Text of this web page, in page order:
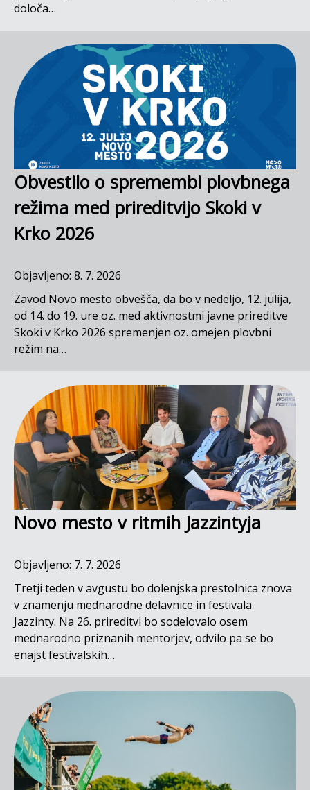
določa…
Obvestilo o spremembi plovbnega
režima med prireditvijo Skoki v
Krko 2026
Objavljeno: 8. 7. 2026
Zavod Novo mesto obvešča, da bo v nedeljo, 12. julija,
od 14. do 19. ure oz. med aktivnostmi javne prireditve
Skoki v Krko 2026 spremenjen oz. omejen plovbni
režim na…
Novo mesto v ritmih Jazzintyja
Objavljeno: 7. 7. 2026
Tretji teden v avgustu bo dolenjska prestolnica znova
v znamenju mednarodne delavnice in festivala
Jazzinty. Na 26. prireditvi bo sodelovalo osem
mednarodno priznanih mentorjev, odvilo pa se bo
enajst festivalskih…